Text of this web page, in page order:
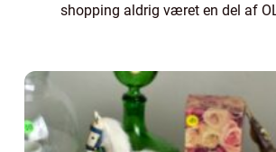
shopping aldrig været en del af